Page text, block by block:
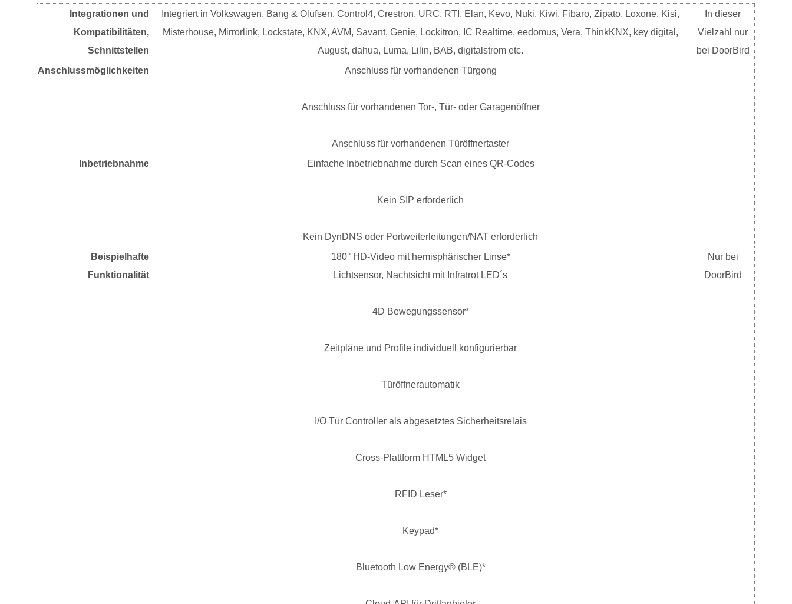
Integrationen und
Kompatibilitäten,
Schnittstellen
Integriert in Volkswagen, Bang & Olufsen, Control4, Crestron, URC, RTI, Elan, Kevo, Nuki, Kiwi, Fibaro, Zipato, Loxone, Kisi,
Misterhouse, Mirrorlink, Lockstate, KNX, AVM, Savant, Genie, Lockitron, IC Realtime, eedomus, Vera, ThinkKNX, key digital,
August, dahua, Luma, Lilin, BAB, digitalstrom etc.
In dieser
Vielzahl nur
bei DoorBird
Anschlussmöglichkeiten
Anschluss für vorhandenen Türgong
Anschluss für vorhandenen Tor-, Tür- oder Garagenöffner
Anschluss für vorhandenen Türöffnertaster
Inbetriebnahme
Einfache Inbetriebnahme durch Scan eines QR-Codes
Kein SIP erforderlich
Kein DynDNS oder Portweiterleitungen/NAT erforderlich
Beispielhafte
Funktionalität
180° HD-Video mit hemisphärischer Linse*
Lichtsensor, Nachtsicht mit Infratrot LED´s
4D Bewegungssensor*
Zeitpläne und Profile individuell konfigurierbar
Türöffnerautomatik
I/O Tür Controller als abgesetztes Sicherheitsrelais
Cross-Plattform HTML5 Widget
RFID Leser*
Keypad*
Bluetooth Low Energy® (BLE)*
Nur bei
DoorBird